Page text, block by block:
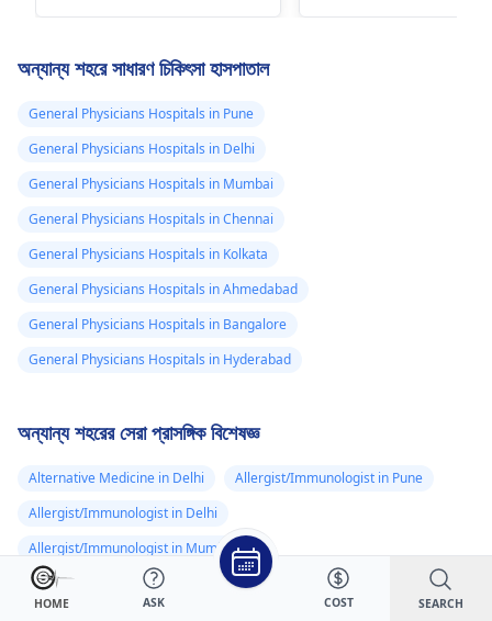
অন্যান্য শহরে সাধারণ চিকিৎসা হাসপাতাল
General Physicians Hospitals in Pune
General Physicians Hospitals in Delhi
General Physicians Hospitals in Mumbai
General Physicians Hospitals in Chennai
General Physicians Hospitals in Kolkata
General Physicians Hospitals in Ahmedabad
General Physicians Hospitals in Bangalore
General Physicians Hospitals in Hyderabad
অন্যান্য শহরের সেরা প্রাসঙ্গিক বিশেষজ্ঞ
Alternative Medicine in Delhi
Allergist/Immunologist in Pune
Allergist/Immunologist in Delhi
Allergist/Immunologist in Mumbai
Allergist/Immunologist in Chennai
HOME ASK COST SEARCH